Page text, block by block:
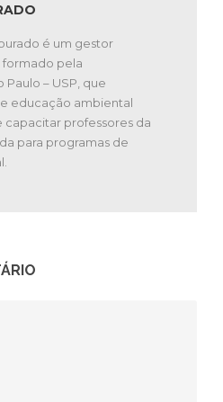
é um gestor
formado pela
– USP, que
educação ambiental
capacitar professores da
para programas de